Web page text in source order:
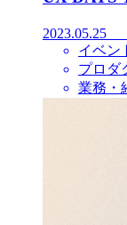
2023.05.25
イベン
プロダ
業務・